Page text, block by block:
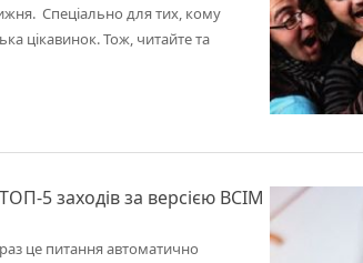
Спеціально для тих, кому
цікавинок. Тож, читайте та
5 заходів за версією ВСІМ
це питання автоматично